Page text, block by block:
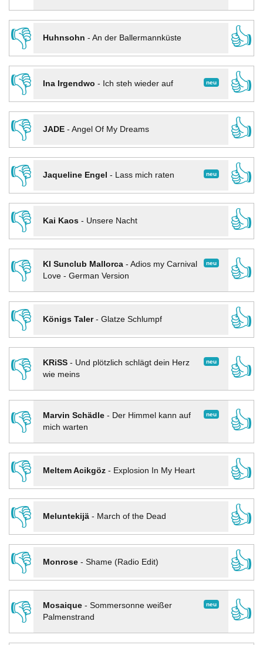
👎
Huhnsohn - An der Ballermannküste
👍
👎
neu
Ina Irgendwo - Ich steh wieder auf
👍
👎
JADE- Angel Of My Dreams
👍
👎
neu
Jaqueline Engel - Lass mich raten
👍
👎
Kai Kaos- Unsere Nacht
👍
👎
neu
KI Sunclub Mallorca- Adios my Carnival
Love - German Version
👍
👎
Königs Taler- Glatze Schlumpf
👍
👎
neu
KRiSS- Und plötzlich schlägt dein Herz
wie meins
👍
👎 neu
Marvin Schädle- Der Himmel kann auf
mich warten
👍
👎
Meltem Acikgöz- Explosion In My Heart
👍
👎
Meluntekijä- March of the Dead
👍
👎
Monrose- Shame (Radio Edit)
👍
👎
neu
Mosaique- Sommersonne weißer
Palmenstrand
👍